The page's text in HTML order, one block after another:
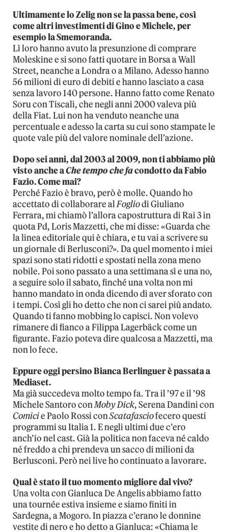
Ultimamente lo Zelig non se la passa bene, così
come altri investimenti di Gino e Michele, per
esempio la Smemoranda.
Lì loro hanno avuto la presunzione di comprare
Moleskine e si sono fatti quotare in Borsa a Wall
Street, neanche a Londra o a Milano. Adesso hanno
56 milioni di euro di debiti e hanno lasciato a casa
senza lavoro 140 persone. Hanno fatto come Renato
Soru con Tiscali, che negli anni 2000 valeva più
della Fiat. Lui non ha venduto neanche una
percentuale e adesso la carta su cui sono stampate le
quote vale più del valore nominale dell’azione.
Dopo sei anni, dal 2003 al 2009, non ti abbiamo più
visto anche aChe tempo che facondotto da Fabio
Fazio. Come mai?
Perché Fazio è bravo, però è molle. Quando ho
accettato di collaborare alFogliodi Giuliano
Ferrara, mi chiamò l’allora capostruttura di Rai 3 in
quota Pd, Loris Mazzetti, che mi disse: «Guarda che
la linea editoriale qui è chiara, e tu vai a scrivere su
un giornale di Berlusconi?». Da quel momento i miei
spazi sono stati ridotti e spostati nella zona meno
nobile. Poi sono passato a una settimana sì e una no,
a seguire solo il sabato, finché una volta non mi
hanno mandato in onda dicendo di aver sforato con
i tempi. Così gli ho detto che non ci sarei più andato.
Quando ti fanno mobbing lo capisci. Non volevo
rimanere di fianco a Filippa Lagerbäck come un
figurante. Fazio poteva dire qualcosa a Mazzetti, ma
non lo fece.
Eppure oggi persino Bianca Berlinguer è passata a
Mediaset.
Ma già succedeva molto tempo fa. Tra il ’97 e il ’98
Michele Santoro conMoby Dick, Serena Dandini con
Comicie Paolo Rossi conScatafasciofecero questi
programmi su Italia 1. E negli ultimi due c’ero
anch’io nel cast. Già la politica non faceva né caldo
né freddo a chi prendeva un sacco di milioni da
Berlusconi. Però nei live ho continuato a lavorare.
Qual è stato il tuo momento migliore dal vivo?
Una volta con Gianluca De Angelis abbiamo fatto
una tournée estiva insieme e siamo finiti in
Sardegna, a Mogoro. In piazza c’erano le donnine
vestite di nero e ho detto a Gianluca: «Chiama le